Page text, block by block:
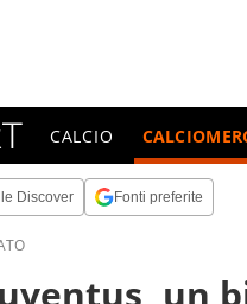
CALCIO
Discover Fonti preferite
un